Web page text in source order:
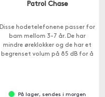
Patrol Chase
Disse hodetelefonene passer for
barn mellom 3-7 år. De har
mindre øreklokker og de har et
begrenset volum på 85 dB for å
På lager, sendes i morgen